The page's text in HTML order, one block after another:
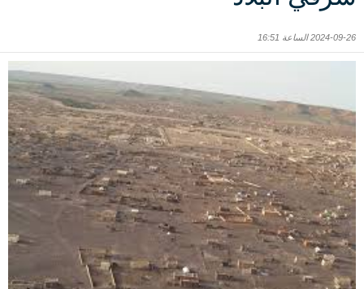
2024-09-26 الساعة 16:51